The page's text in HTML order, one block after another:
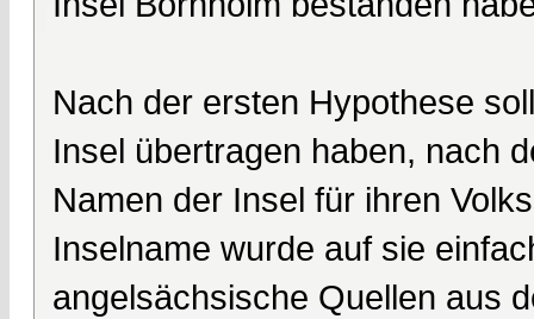
Nach der ersten Hypothese
Insel übertragen haben, nach
Namen der Insel für ihren
Inselname wurde auf sie
angelsächsische Quellen aus